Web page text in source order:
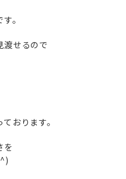
。
渡せるので
おります。
を